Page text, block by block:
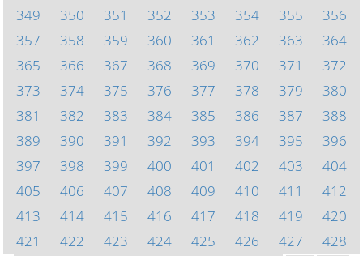
349
350 351 352 353 354 355
356
357
358 359 360 361 362 363
364
365
366 367 368 369 370 371
372
373
374 375 376 377 378 379
380
381
382 383 384 385 386 387
388
389
390 391 392 393 394 395
396
397
398 399 400 401 402 403
404
405
406 407 408 409 410 411
412
413
414 415 416 417 418 419
420
421
422 423 424 425 426 427
428